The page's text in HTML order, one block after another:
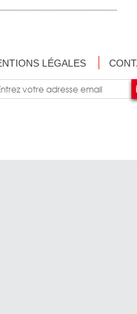
LÉGALES